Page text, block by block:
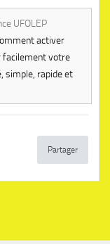
UFOLEP
activer
facilement votre
simple, rapide et
Partager